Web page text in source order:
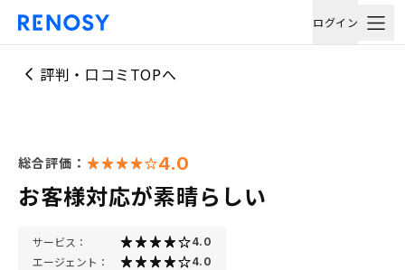
ログイン
評判・口コミTOPへ
総合評価： 4.0
お客様対応が素晴らしい
サービス： 4.0
エージェント： 4.0